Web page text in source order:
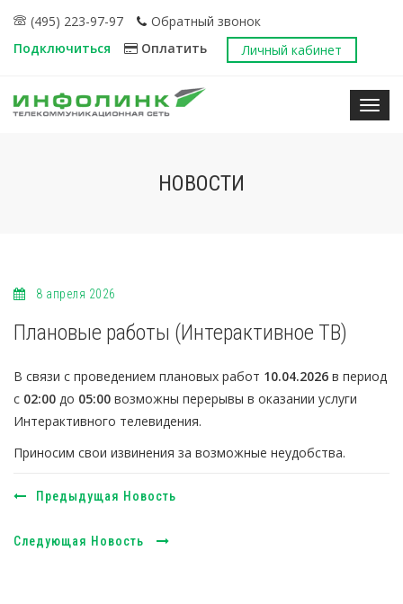
(495) 223-97-97
Обратный звонок
Подключиться
Оплатить Личный кабинет
НОВОСТИ
8 апреля 2026
Плановые работы (Интерактивное ТВ)
В связи с проведением плановых работ 10.04.2026 в период
с 02:00 до 05:00 возможны перерывы в оказании услуги
Интерактивного телевидения.
Приносим свои извинения за возможные неудобства.
Предыдущая Новость
Следующая Новость